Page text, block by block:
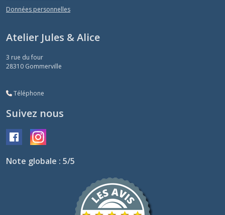
Données personnelles
Atelier Jules & Alice
3 rue du four
28310 Gommerville
Téléphone
Suivez nous
Note globale : 5/5